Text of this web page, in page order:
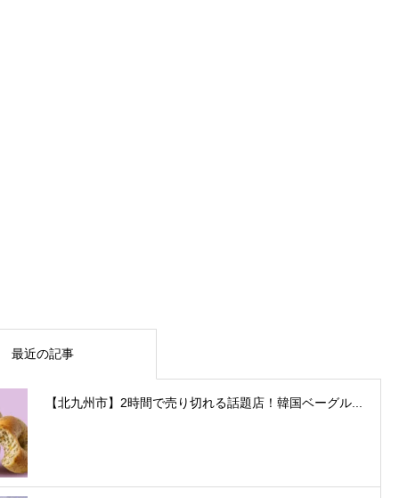
最近の記事
【北九州市】2時間で売り切れる話題店！韓国ベーグル...